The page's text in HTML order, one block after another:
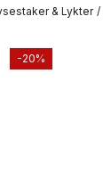
& Lykter /
-20%